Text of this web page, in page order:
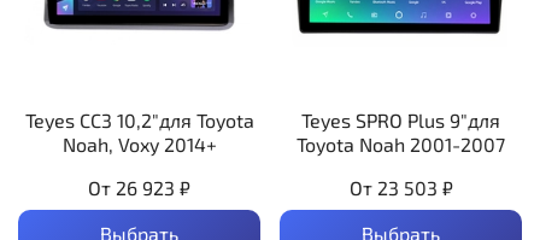
Teyes CC3 10,2"для Toyota
Noah, Voxy 2014+
От 26 923 ₽
Выбрать
Teyes SPRO Plus 9"для
Toyota Noah 2001-2007
От 23 503 ₽
Выбрать